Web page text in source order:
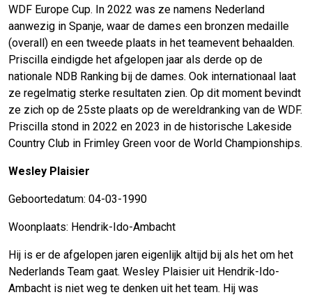
WDF Europe Cup. In 2022 was ze namens Nederland
aanwezig in Spanje, waar de dames een bronzen medaille
(overall) en een tweede plaats in het teamevent behaalden.
Priscilla eindigde het afgelopen jaar als derde op de
nationale NDB Ranking bij de dames. Ook internationaal laat
ze regelmatig sterke resultaten zien. Op dit moment bevindt
ze zich op de 25ste plaats op de wereldranking van de WDF.
Priscilla stond in 2022 en 2023 in de historische Lakeside
Country Club in Frimley Green voor de World Championships.
Wesley Plaisier
Geboortedatum: 04-03-1990
Woonplaats: Hendrik-Ido-Ambacht
Hij is er de afgelopen jaren eigenlijk altijd bij als het om het
Nederlands Team gaat. Wesley Plaisier uit Hendrik-Ido-
Ambacht is niet weg te denken uit het team. Hij was